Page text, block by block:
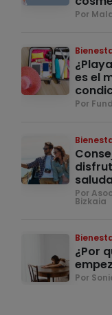
Por
es el
Por
Por
Bizkaia
¿Por
Por